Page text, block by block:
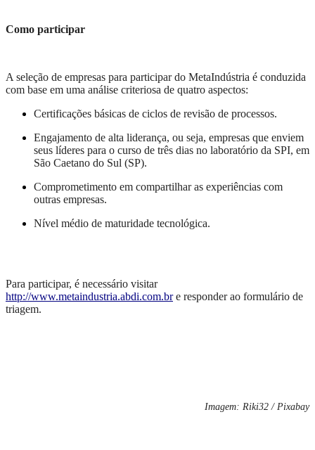
Como participar
A seleção de empresas para participar do MetaIndústria é conduzida
com base em uma análise criteriosa de quatro aspectos:
Certificações básicas de ciclos de revisão de processos.
Engajamento de alta liderança, ou seja, empresas que enviem
seus líderes para o curso de três dias no laboratório da SPI, em
São Caetano do Sul (SP).
Comprometimento em compartilhar as experiências com
outras empresas.
Nível médio de maturidade tecnológica.
Para participar, é necessário visitar
http://www.metaindustria.abdi.com.br e responder ao formulário de
triagem.
Imagem: Riki32 / Pixabay